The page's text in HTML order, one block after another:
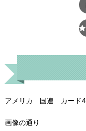
アメリカ 国連 カード
画像の通り